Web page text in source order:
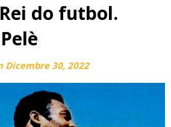
do futbol.
Dicembre 30, 2022